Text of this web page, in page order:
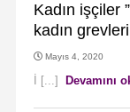
Kadın işçiler
kadın grevleri
Mayıs 4, 2020
İ [...] Devamını